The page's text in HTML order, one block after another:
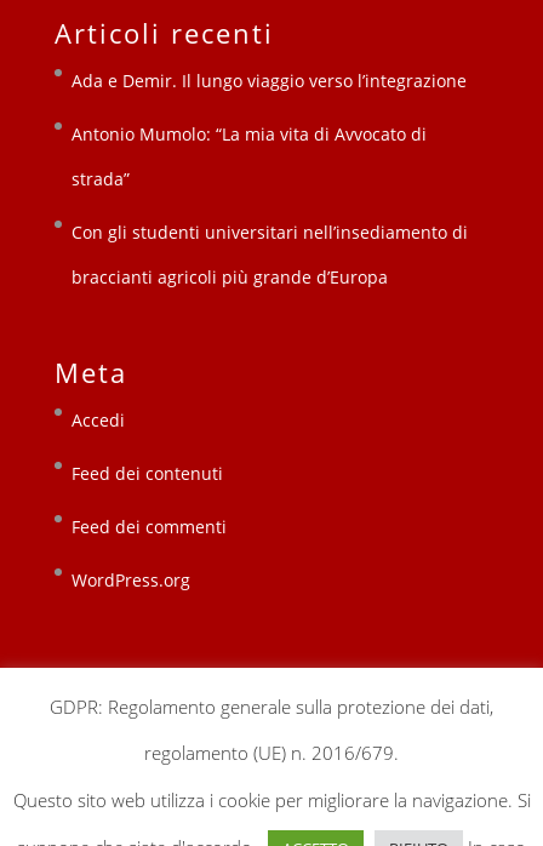
Articoli recenti
Ada e Demir. Il lungo viaggio verso l’integrazione
Antonio Mumolo: “La mia vita di Avvocato di
strada”
Con gli studenti universitari nell’insediamento di
braccianti agricoli più grande d’Europa
Meta
Accedi
Feed dei contenuti
Feed dei commenti
WordPress.org
sedi locali sostienici
contatti
gestionale
privacy & cookie policy
GDPR: Regolamento generale sulla protezione dei dati,
regolamento (UE) n. 2016/679.
Questo sito web utilizza i cookie per migliorare la navigazione. Si